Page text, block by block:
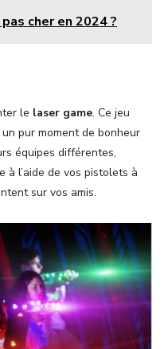
cher en 2024 ?
le laser game. Ce jeu
pur moment de bonheur
équipes différentes,
l’aide de vos pistolets à
sur vos amis.